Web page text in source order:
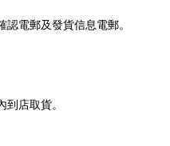
電郵及發貨信息電郵。
店取貨。